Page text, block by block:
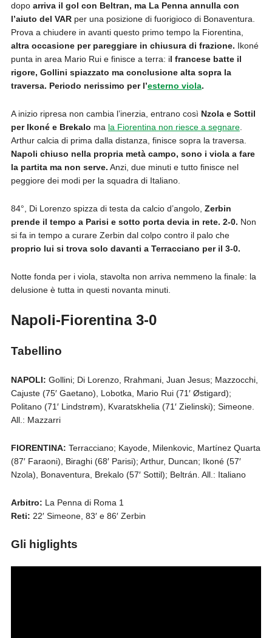
dopo arriva il gol con Beltran, ma La Penna annulla con
l’aiuto del VARper una posizione di fuorigioco di Bonaventura.
Prova a chiudere in avanti questo primo tempo la Fiorentina,
altra occasione per pareggiare in chiusura di frazione. Ikoné
punta in area Mario Rui e finisce a terra: il francese batte il
rigore, Gollini spiazzato ma conclusione alta sopra la
traversa. Periodo nerissimo per l’esterno viola.
A inizio ripresa non cambia l’inerzia, entrano così Nzola e Sottil
per Ikoné e Brekalo ma la Fiorentina non riesce a segnare.
Arthur calcia di prima dalla distanza, finisce sopra la traversa.
Napoli chiuso nella propria metà campo, sono i viola a fare
la partita ma non serve. Anzi, due minuti e tutto finisce nel
peggiore dei modi per la squadra di Italiano.
84°, Di Lorenzo spizza di testa da calcio d’angolo, Zerbin
prende il tempo a Parisi e sotto porta devia in rete. 2-0. Non
si fa in tempo a curare Zerbin dal colpo contro il palo che
proprio lui si trova solo davanti a Terracciano per il 3-0.
Notte fonda per i viola, stavolta non arriva nemmeno la finale: la
delusione è tutta in questi novanta minuti.
Napoli-Fiorentina 3-0
Tabellino
NAPOLI: Gollini; Di Lorenzo, Rrahmani, Juan Jesus; Mazzocchi,
Cajuste (75′ Gaetano), Lobotka, Mario Rui (71′ Østigard);
Politano (71′ Lindstrøm), Kvaratskhelia (71′ Zielinski); Simeone.
All.: Mazzarri
FIORENTINA: Terracciano; Kayode, Milenkovic, Martínez Quarta
(87′ Faraoni), Biraghi (68′ Parisi); Arthur, Duncan; Ikoné (57′
Nzola), Bonaventura, Brekalo (57′ Sottil); Beltrán. All.: Italiano
Arbitro: La Penna di Roma 1
Reti: 22′ Simeone, 83′ e 86′ Zerbin
Gli higlights